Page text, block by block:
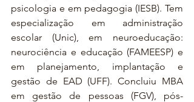
psicologia e em pedagogia (IESB). Tem
especialização em administração
escolar (Unic), em neuroeducação:
neurociência e educação (FAMEESP) e
em planejamento, implantação e
gestão de EAD (UFF). Concluiu MBA
em gestão de pessoas (FGV), pós-